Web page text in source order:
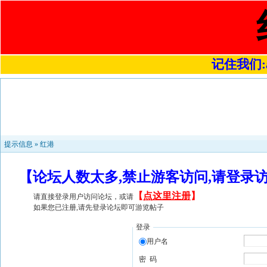
记住我们
提示信息 » 红港
【论坛人数太多,禁止游客访问,请登
请直接登录用户访问论坛，或请 【 点这里注册】
如果您已注册,请先登录论坛即可游览帖子
登录
用户名
密 码